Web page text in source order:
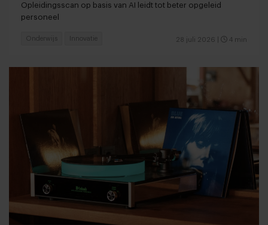
Opleidingsscan op basis van AI leidt tot beter opgeleid
personeel
28 juli 2026 4 min
Onderwijs Innovatie